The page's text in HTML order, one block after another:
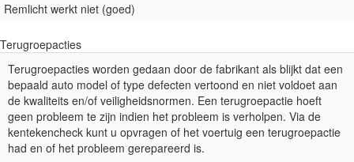
Remlicht werkt niet (goed)
Terugroepacties
Terugroepacties worden gedaan door de fabrikant als blijkt dat een
bepaald auto model of type defecten vertoond en niet voldoet aan
de kwaliteits en/of veiligheidsnormen. Een terugroepactie hoeft
geen probleem te zijn indien het probleem is verholpen. Via de
kentekencheck kunt u opvragen of het voertuig een terugroepactie
had en of het probleem gerepareerd is.